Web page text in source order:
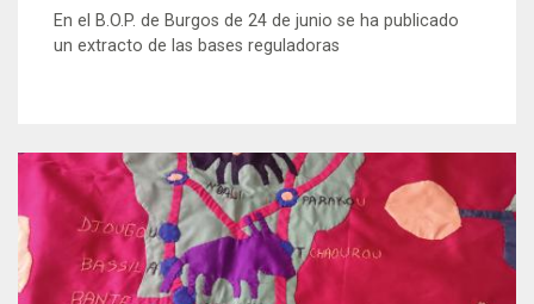
En el B.O.P. de Burgos de 24 de junio se ha publicado
un extracto de las bases reguladoras